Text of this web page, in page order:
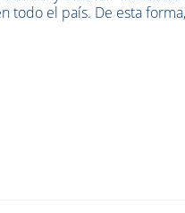
todo el país. De esta